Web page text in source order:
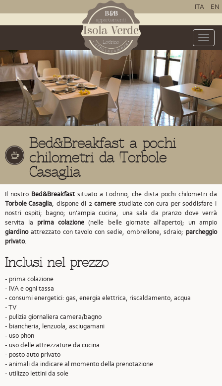
ITA EN
Toggle
Bed&Breakfast a pochi
chilometri da Torbole
Casaglia
Il nostro Bed&Breakfast situato a Lodrino, che dista pochi chilometri da
Torbole Casaglia, dispone di 2camere studiate con cura per soddisfare i
nostri ospiti; bagno; un'ampia cucina, una sala da pranzo dove verrà
servita la prima colazione (nelle belle giornate all'aperto); un ampio
giardinoattrezzato con tavolo con sedie, ombrellone, sdraio; parcheggio
privato.
Inclusi nel prezzo
- prima colazione
- IVA e ogni tassa
- consumi energetici: gas, energia elettrica, riscaldamento, acqua
- TV
- pulizia giornaliera camera/bagno
- biancheria, lenzuola, asciugamani
- uso phon
- uso delle attrezzature da cucina
- posto auto privato
- animali da indicare al momento della prenotazione
- utilizzo lettini da sole